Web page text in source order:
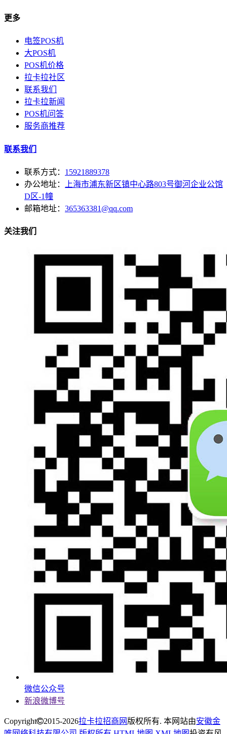
更多
电签POS机
大POS机
POS机价格
拉卡拉社区
联系我们
拉卡拉新闻
POS机问答
服务商推荐
联系我们
联系方式： 15921889378
办公地址：
上海市浦东新区镇中心路803号御河企业公馆
D区-1幢
邮箱地址： 365363381@qq.com
关注我们
微信公众号
新浪微博号
Copyright 2015-2026拉卡拉招商网 版权所有. 本网站由安徽金